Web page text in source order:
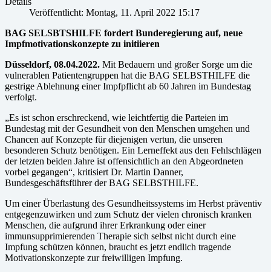
Veröffentlicht: Montag, 11. April 2022 15:17
BAG SELSBTSHILFE fordert Bunderegierung auf, neue
Impfmotivationskonzepte zu initiieren
Düsseldorf, 08.04.2022. Mit Bedauern und großer Sorge um die
vulnerablen Patientengruppen hat die BAG SELBSTHILFE die
gestrige Ablehnung einer Impfpflicht ab 60 Jahren im Bundestag
verfolgt.
„Es ist schon erschreckend, wie leichtfertig die Parteien im
Bundestag mit der Gesundheit von den Menschen umgehen und
Chancen auf Konzepte für diejenigen vertun, die unseren
besonderen Schutz benötigen. Ein Lerneffekt aus den Fehlschlägen
der letzten beiden Jahre ist offensichtlich an den Abgeordneten
vorbei gegangen“, kritisiert Dr. Martin Danner,
Bundesgeschäftsführer der BAG SELBSTHILFE.
Um einer Überlastung des Gesundheitssystems im Herbst präventiv
entgegenzuwirken und zum Schutz der vielen chronisch kranken
Menschen, die aufgrund ihrer Erkrankung oder einer
immunsupprimierenden Therapie sich selbst nicht durch eine
Impfung schützen können, braucht es jetzt endlich tragende
Motivationskonzepte zur freiwilligen Impfung.